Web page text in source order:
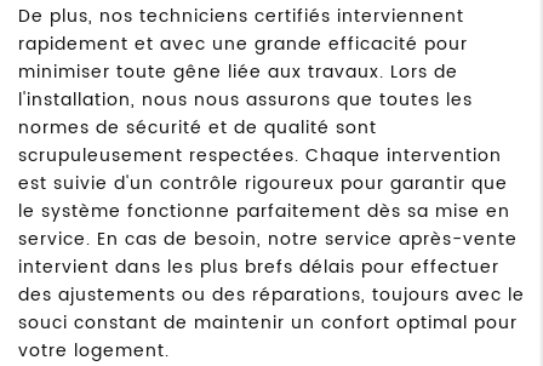
De plus, nos techniciens certifiés interviennent
rapidement et avec une grande efficacité pour
minimiser toute gêne liée aux travaux. Lors de
l'installation, nous nous assurons que toutes les
normes de sécurité et de qualité sont
scrupuleusement respectées. Chaque intervention
est suivie d'un contrôle rigoureux pour garantir que
le système fonctionne parfaitement dès sa mise en
service. En cas de besoin, notre service après-vente
intervient dans les plus brefs délais pour effectuer
des ajustements ou des réparations, toujours avec le
souci constant de maintenir un confort optimal pour
votre logement.